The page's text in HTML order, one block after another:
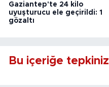
Gaziantep'te 24 kilo
uyuşturucu ele geçirildi: 1
gözaltı
Bu içeriğe tepkiniz